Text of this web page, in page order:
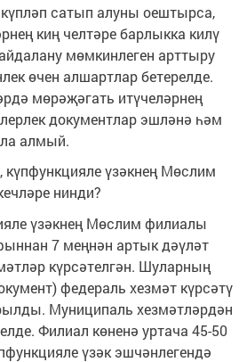
сатып алуны оештырса,
киң челтәре барлыкка килү
мөмкинлеген арттыру
өчен алшартлар бетерелде.
мөрәҗәгать итүчеләрнең
документлар эшләнә һәм
алмый.
үзәкнең Мөслим
нинди?
үзәкнең Мөслим филиалы
7 меңнән артык дәүләт
күрсәтелгән. Шуларның
федераль хезмәт күрсәтү
Муниципаль хезмәтләрдән
Филиал көненә уртача 45-50
үзәк эшчәнлегендә